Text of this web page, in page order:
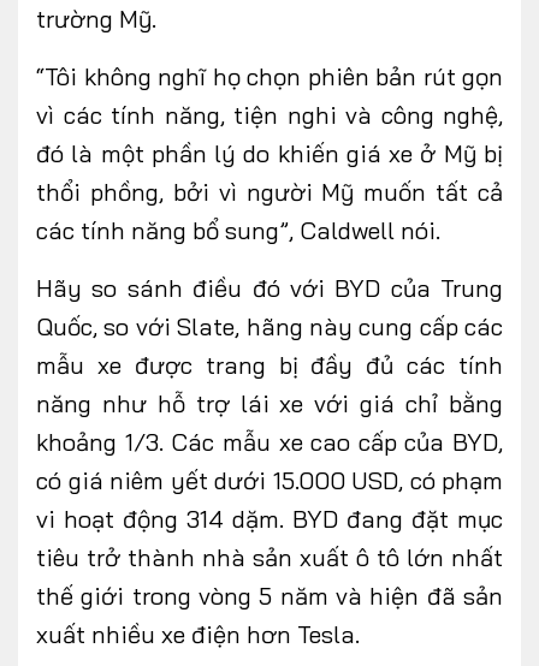
trường Mỹ.
“Tôi không nghĩ họ chọn phiên bản rút gọn
vì các tính năng, tiện nghi và công nghệ,
đó là một phần lý do khiến giá xe ở Mỹ bị
thổi phồng, bởi vì người Mỹ muốn tất cả
các tính năng bổ sung”, Caldwell nói.
Hãy so sánh điều đó với BYD của Trung
Quốc, so với Slate, hãng này cung cấp các
mẫu xe được trang bị đầy đủ các tính
năng như hỗ trợ lái xe với giá chỉ bằng
khoảng 1/3. Các mẫu xe cao cấp của BYD,
có giá niêm yết dưới 15.000 USD, có phạm
vi hoạt động 314 dặm. BYD đang đặt mục
tiêu trở thành nhà sản xuất ô tô lớn nhất
thế giới trong vòng 5 năm và hiện đã sản
xuất nhiều xe điện hơn Tesla.